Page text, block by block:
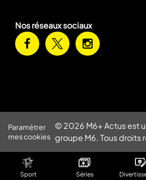
Sport Séries
Nos réseaux sociaux
Paramétrer
mes cookies
© 2026 M6+ Actus est
groupe M6. Tous droits